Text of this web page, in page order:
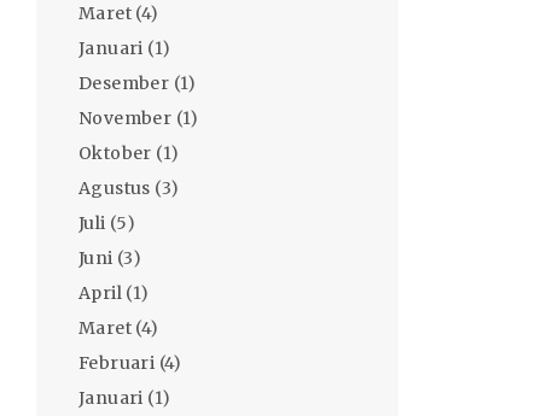
Maret (4)
Januari (1)
Desember (1)
November (1)
Oktober (1)
Agustus (3)
Juli (5)
Juni (3)
April (1)
Maret (4)
Februari (4)
Januari (1)